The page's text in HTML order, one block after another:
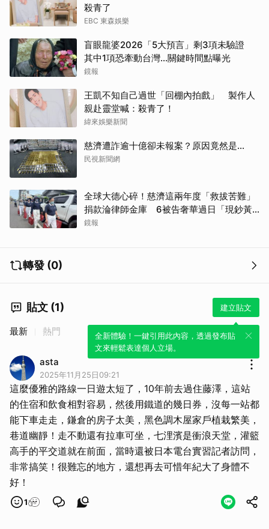
殺青了
EBC 東森娛樂
盲眼龍婆2026「5大預言」剩3項未驗證
其中1項恐牽動台灣...關鍵時間點曝光
鏡報
王凱不知自己過世「回棚內拍戲」 製作人
親赴靈堂喊：殺青了！
緯來娛樂新聞
慈濟遭詐逾十億卻未報案？原因竟然是...
民視新聞網
全球大德心碎！慈濟這兩年度「救拔苦難」
捐款淪律師金庫 6被告奢華過日「現鈔黃
金淹腳目」
鏡報
轉發 (0)
貼文 (1) 建立貼文
全新體驗！一鍵引用此內容，透過發布貼
文來輕鬆表達個人立場。
最新 熱門
asta
2025年11月25日09:21
這麼優雅的路線一日遊太短了，10年前去過住藤澤，這站
的住宿和飲食相對容易，然後用鐵道的幾日券，沒每一站都
能下車走走，鎌倉的房子太美，黑色調木屋家戶植栽繁美，
巷道幽靜！走不動還有拉車可坐，七浬濱是衝浪天堂，灌籃
高手的平交道就在前面，當時還被日本電台實習記者訪問，
非常搞笑！很難忘的地方，還想再去可惜年紀大了身體不
好！
1